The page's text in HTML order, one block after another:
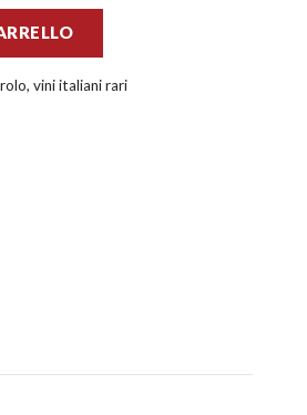
,vini italiani rari